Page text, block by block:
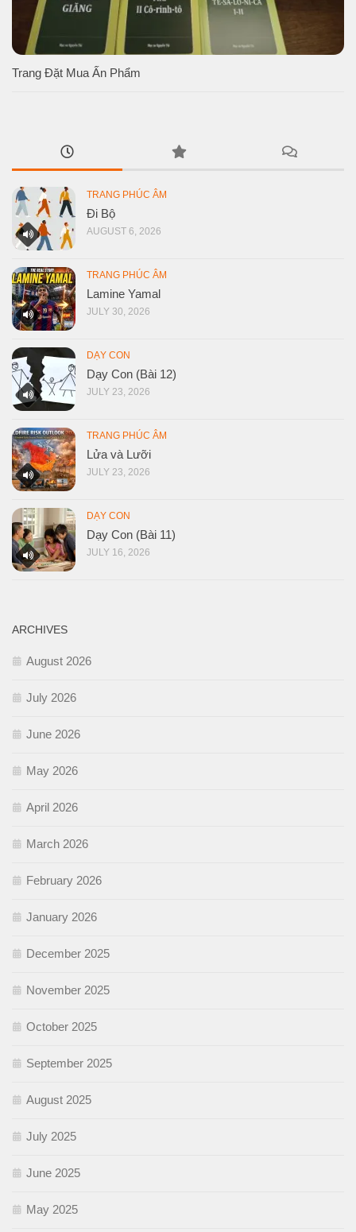
Trang Đặt Mua Ấn Phẩm
TRANG PHÚC ÂM
Đi Bộ
AUGUST 6, 2026
TRANG PHÚC ÂM
Lamine Yamal
JULY 30, 2026
DẠY CON
Dạy Con (Bài 12)
JULY 23, 2026
TRANG PHÚC ÂM
Lửa và Lưỡi
JULY 23, 2026
DẠY CON
Dạy Con (Bài 11)
JULY 16, 2026
ARCHIVES
August 2026
July 2026
June 2026
May 2026
April 2026
March 2026
February 2026
January 2026
December 2025
November 2025
October 2025
September 2025
August 2025
July 2025
June 2025
May 2025